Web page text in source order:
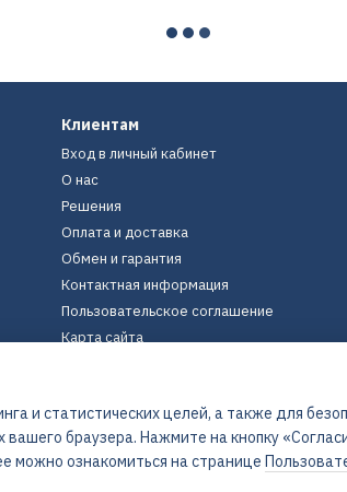
Клиентам
Вход в личный кабинет
О нас
Решения
Оплата и доставка
Обмен и гарантия
Контактная информация
Пользовательское соглашение
Карта сайта
и статистических целей, а также для
браузера. Нажмите на кнопку
можно ознакомиться на странице